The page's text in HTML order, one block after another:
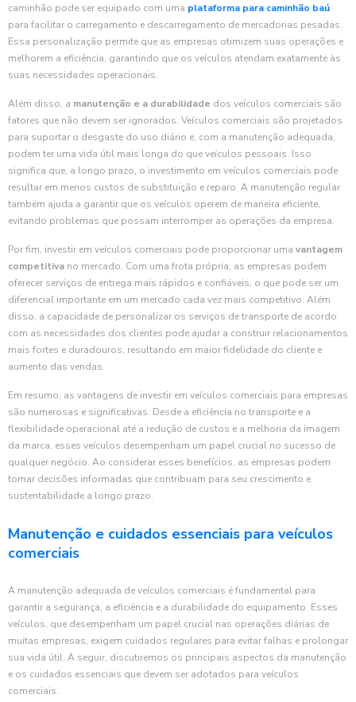
caminhão pode ser equipado com uma plataforma para caminhão baú
para facilitar o carregamento e descarregamento de mercadorias pesadas.
Essa personalização permite que as empresas otimizem suas operações e
melhorem a eficiência, garantindo que os veículos atendam exatamente às
suas necessidades operacionais.
Além disso, a manutenção e a durabilidade dos veículos comerciais são
fatores que não devem ser ignorados. Veículos comerciais são projetados
para suportar o desgaste do uso diário e, com a manutenção adequada,
podem ter uma vida útil mais longa do que veículos pessoais. Isso
significa que, a longo prazo, o investimento em veículos comerciais pode
resultar em menos custos de substituição e reparo. A manutenção regular
também ajuda a garantir que os veículos operem de maneira eficiente,
evitando problemas que possam interromper as operações da empresa.
Por fim, investir em veículos comerciais pode proporcionar uma vantagem
competitiva no mercado. Com uma frota própria, as empresas podem
oferecer serviços de entrega mais rápidos e confiáveis, o que pode ser um
diferencial importante em um mercado cada vez mais competitivo. Além
disso, a capacidade de personalizar os serviços de transporte de acordo
com as necessidades dos clientes pode ajudar a construir relacionamentos
mais fortes e duradouros, resultando em maior fidelidade do cliente e
aumento das vendas.
Em resumo, as vantagens de investir em veículos comerciais para empresas
são numerosas e significativas. Desde a eficiência no transporte e a
flexibilidade operacional até a redução de custos e a melhoria da imagem
da marca, esses veículos desempenham um papel crucial no sucesso de
qualquer negócio. Ao considerar esses benefícios, as empresas podem
tomar decisões informadas que contribuam para seu crescimento e
sustentabilidade a longo prazo.
Manutenção e cuidados essenciais para veículos
comerciais
A manutenção adequada de veículos comerciais é fundamental para
garantir a segurança, a eficiência e a durabilidade do equipamento. Esses
veículos, que desempenham um papel crucial nas operações diárias de
muitas empresas, exigem cuidados regulares para evitar falhas e prolongar
sua vida útil. A seguir, discutiremos os principais aspectos da manutenção
e os cuidados essenciais que devem ser adotados para veículos
comerciais.